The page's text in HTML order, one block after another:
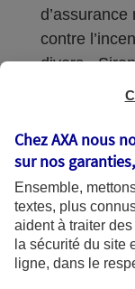
contre
divers -
Sièges
prudentiel et
Place de
Paris Cedex
recours et
Chez AXA nous
sur nos
Ensemble,
textes, plus
aident à traiter
la sécurité du site
ligne, dans le